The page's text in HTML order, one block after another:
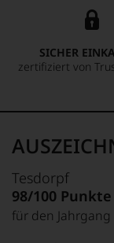
SICHER
zertifiziert von
Tesdorpf
98/100 Punkte
für den Jahrgang